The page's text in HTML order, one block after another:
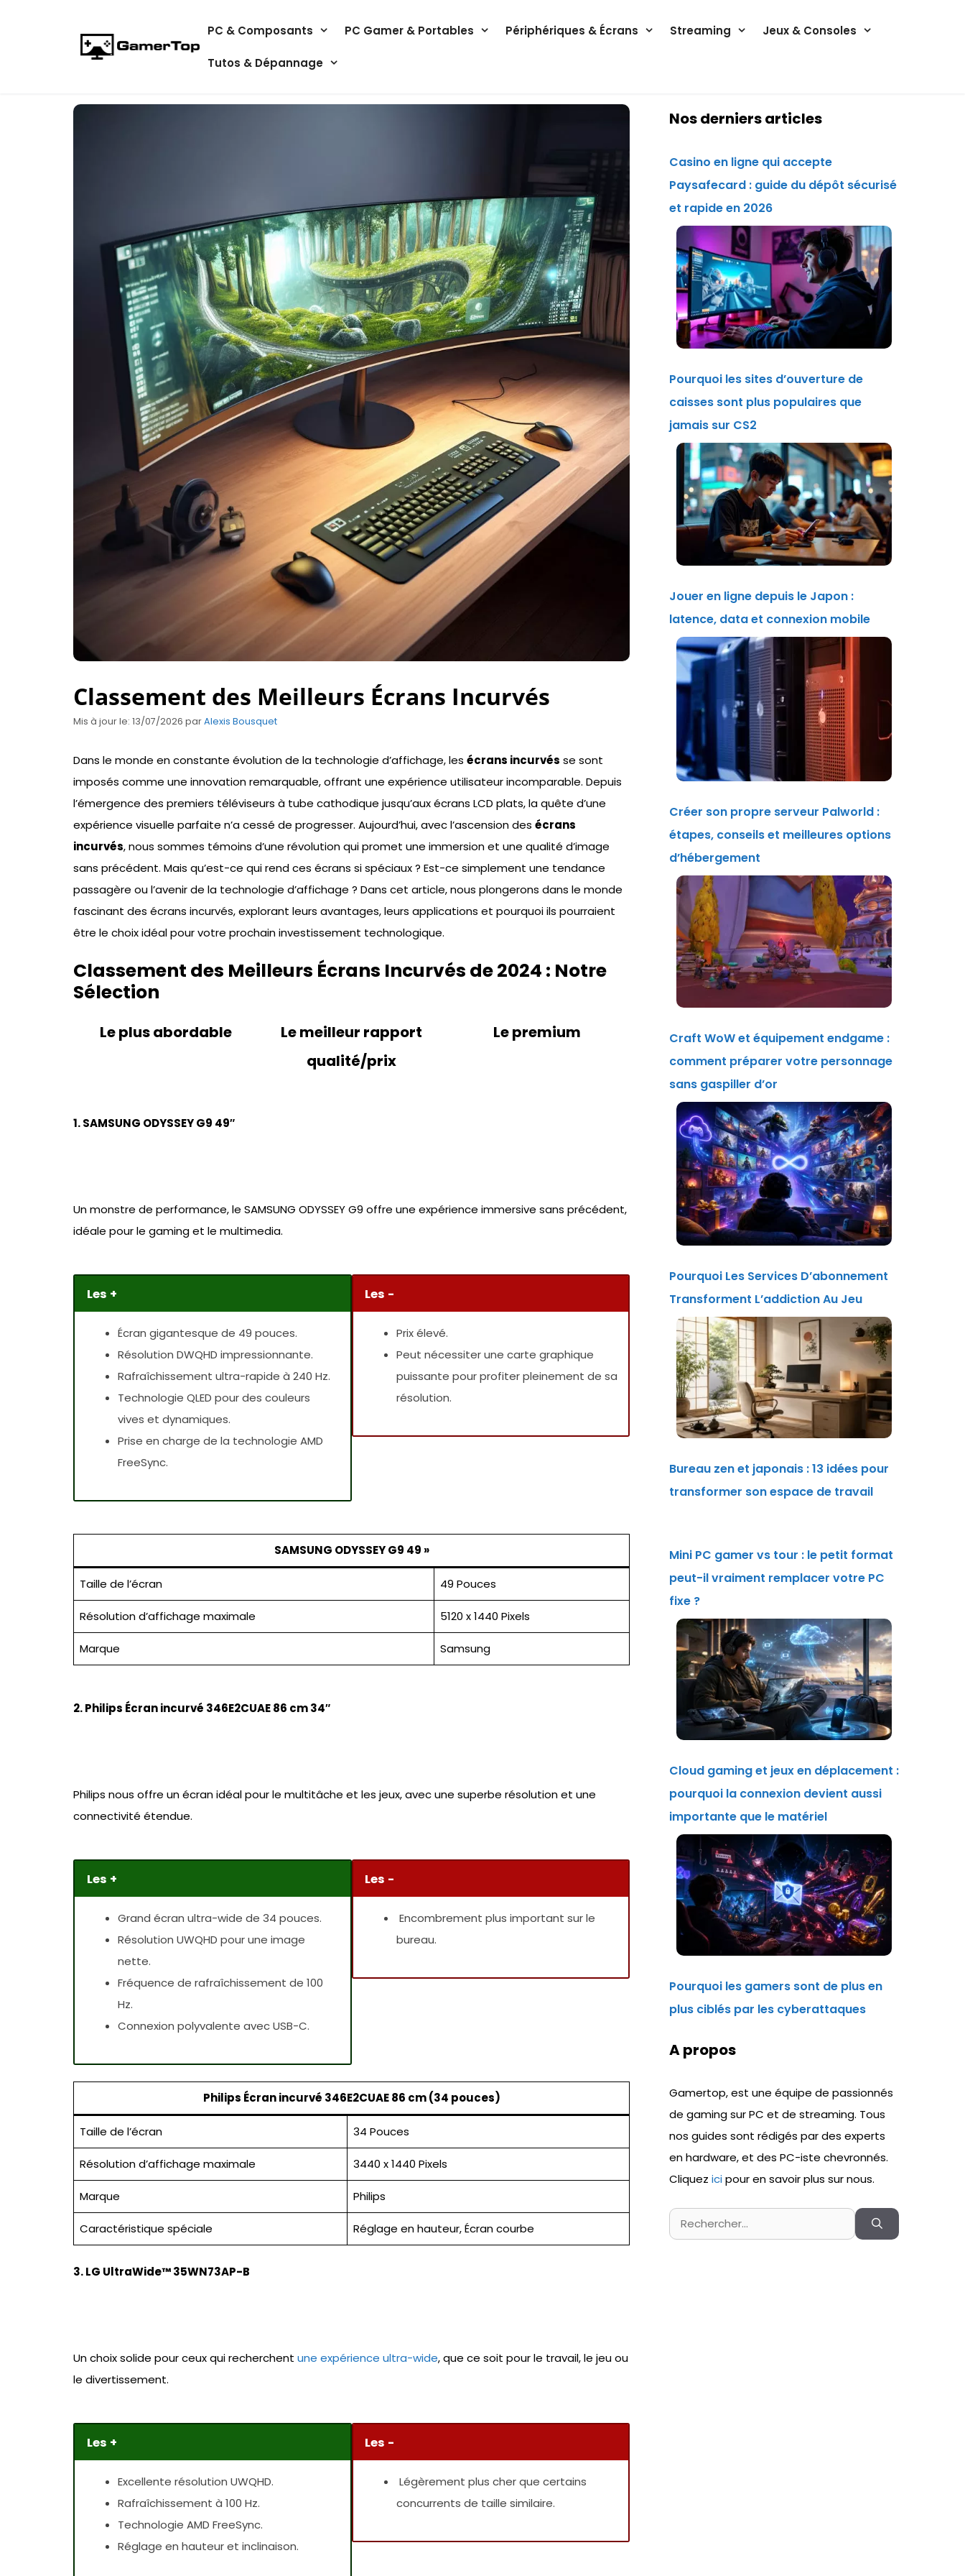
PC & Composants PC Gamer & Portables Périphériques & Écrans Streaming Jeux & Consoles
Tutos & Dépannage
Classement des Meilleurs Écrans Incurvés
Mis à jour le: 13/07/2026 parAlexis Bousquet
Dans le monde en constante évolution de la technologie d’affichage, les écrans incurvés se sont
imposés comme une innovation remarquable, offrant une expérience utilisateur incomparable. Depuis
l’émergence des premiers téléviseurs à tube cathodique jusqu’aux écrans LCD plats, la quête d’une
expérience visuelle parfaite n’a cessé de progresser. Aujourd’hui, avec l’ascension des écrans
incurvés, nous sommes témoins d’une révolution qui promet une immersion et une qualité d’image
sans précédent. Mais qu’est-ce qui rend ces écrans si spéciaux ? Est-ce simplement une tendance
passagère ou l’avenir de la technologie d’affichage ? Dans cet article, nous plongerons dans le monde
fascinant des écrans incurvés, explorant leurs avantages, leurs applications et pourquoi ils pourraient
être le choix idéal pour votre prochain investissement technologique.
Classement des Meilleurs Écrans Incurvés de 2024 : Notre
Sélection
Le plus abordable
Le meilleur rapport
qualité/prix
Le premium
1. SAMSUNG ODYSSEY G9 49″
Un monstre de performance, le SAMSUNG ODYSSEY G9 offre une expérience immersive sans précédent,
idéale pour le gaming et le multimedia.
Les +
Écran gigantesque de 49 pouces.
Résolution DWQHD impressionnante.
Rafraîchissement ultra-rapide à 240 Hz.
Technologie QLED pour des couleurs
vives et dynamiques.
Prise en charge de la technologie AMD
FreeSync.
Les -
Prix élevé.
Peut nécessiter une carte graphique
puissante pour profiter pleinement de sa
résolution.
SAMSUNG ODYSSEY G9 49 »
Taille de l’écran 49 Pouces
Résolution d’affichage maximale 5120 x 1440 Pixels
Marque Samsung
2. Philips Écran incurvé 346E2CUAE 86 cm 34″
Philips nous offre un écran idéal pour le multitâche et les jeux, avec une superbe résolution et une
connectivité étendue.
Les +
Grand écran ultra-wide de 34 pouces.
Résolution UWQHD pour une image
nette.
Fréquence de rafraîchissement de 100
Hz.
Connexion polyvalente avec USB-C.
Les -
Encombrement plus important sur le
bureau.
Philips Écran incurvé 346E2CUAE 86 cm (34 pouces)
Taille de l’écran 34 Pouces
Résolution d’affichage maximale 3440 x 1440 Pixels
Marque Philips
Caractéristique spéciale Réglage en hauteur, Écran courbe
3. LG UltraWide™ 35WN73AP-B
Un choix solide pour ceux qui recherchent une expérience ultra-wide, que ce soit pour le travail, le jeu ou
le divertissement.
Les +
Excellente résolution UWQHD.
Rafraîchissement à 100 Hz.
Technologie AMD FreeSync.
Réglage en hauteur et inclinaison.
Les -
Légèrement plus cher que certains
concurrents de taille similaire.
Nos derniers articles
Casino en ligne qui accepte
Paysafecard : guide du dépôt sécurisé
et rapide en 2026
Pourquoi les sites d’ouverture de
caisses sont plus populaires que
jamais sur CS2
Jouer en ligne depuis le Japon :
latence, data et connexion mobile
Créer son propre serveur Palworld :
étapes, conseils et meilleures options
d’hébergement
Craft WoW et équipement endgame :
comment préparer votre personnage
sans gaspiller d’or
Pourquoi Les Services D’abonnement
Transforment L’addiction Au Jeu
Bureau zen et japonais : 13 idées pour
transformer son espace de travail
Mini PC gamer vs tour : le petit format
peut-il vraiment remplacer votre PC
fixe ?
Cloud gaming et jeux en déplacement :
pourquoi la connexion devient aussi
importante que le matériel
Pourquoi les gamers sont de plus en
plus ciblés par les cyberattaques
A propos
Gamertop, est une équipe de passionnés
de gaming sur PC et de streaming. Tous
nos guides sont rédigés par des experts
en hardware, et des PC-iste chevronnés.
Cliquez icipour en savoir plus sur nous.
Rechercher :